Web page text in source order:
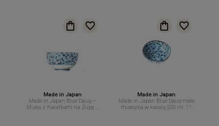
Made in Japan
Made in Japan Blue Daisy –
Miska z Kwiatkami na Zupę –
Made in Japan
Made in Japan Blue Daisy mała
miseczka w kwiaty 200 ml. 11